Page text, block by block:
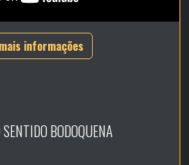
mais informações
BODOQUENA